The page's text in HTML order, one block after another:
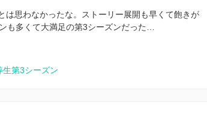
は思わなかったな。ストーリー展開も早くて飽きが
も多くて大満足の第3シーズンだった…
第3シーズン